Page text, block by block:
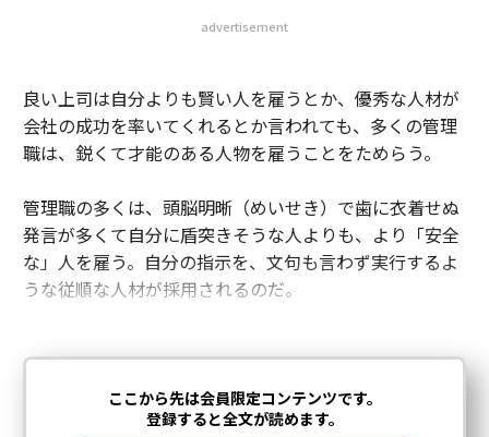
advertisement
良い上司は自分よりも賢い人を雇うとか、優秀な人材が
会社の成功を率いてくれるとか言われても、多くの管理
職は、鋭くて才能のある人物を雇うことをためらう。
管理職の多くは、頭脳明晰（めいせき）で歯に衣着せぬ
発言が多くて自分に盾突きそうな人よりも、より「安全
な」人を雇う。自分の指示を、文句も言わず実行するよ
うな従順な人材が採用されるのだ。